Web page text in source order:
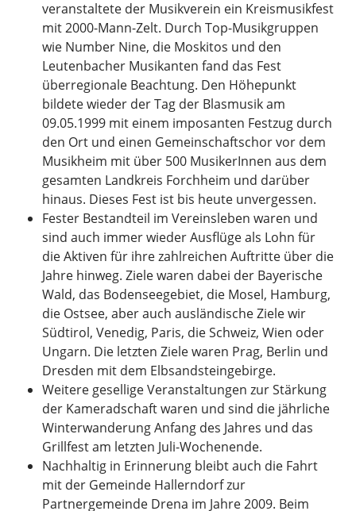
veranstaltete der Musikverein ein Kreismusikfest
mit 2000-Mann-Zelt. Durch Top-Musikgruppen
wie Number Nine, die Moskitos und den
Leutenbacher Musikanten fand das Fest
überregionale Beachtung. Den Höhepunkt
bildete wieder der Tag der Blasmusik am
09.05.1999 mit einem imposanten Festzug durch
den Ort und einen Gemeinschaftschor vor dem
Musikheim mit über 500 MusikerInnen aus dem
gesamten Landkreis Forchheim und darüber
hinaus. Dieses Fest ist bis heute unvergessen.
Fester Bestandteil im Vereinsleben waren und
sind auch immer wieder Ausflüge als Lohn für
die Aktiven für ihre zahlreichen Auftritte über die
Jahre hinweg. Ziele waren dabei der Bayerische
Wald, das Bodenseegebiet, die Mosel, Hamburg,
die Ostsee, aber auch ausländische Ziele wir
Südtirol, Venedig, Paris, die Schweiz, Wien oder
Ungarn. Die letzten Ziele waren Prag, Berlin und
Dresden mit dem Elbsandsteingebirge.
Weitere gesellige Veranstaltungen zur Stärkung
der Kameradschaft waren und sind die jährliche
Winterwanderung Anfang des Jahres und das
Grillfest am letzten Juli-Wochenende.
Nachhaltig in Erinnerung bleibt auch die Fahrt
mit der Gemeinde Hallerndorf zur
Partnergemeinde Drena im Jahre 2009. Beim